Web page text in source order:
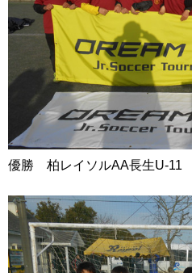
優勝 柏レイソルAA長生U-11